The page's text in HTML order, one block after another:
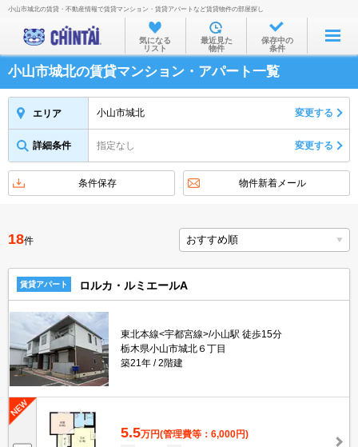
お部屋を探す
沿線・駅から
住所から
物件特集から
不動産会社から
TOP
小山市城北の賃貸・不動産情報で賃貸マンション・賃貸アパートなど賃貸物件の部屋探し
気になる
リスト
最近見た
物件
保存中の
条件
小山市城北の賃貸マンション・アパート一覧
エリア 小山市城北 変更する
詳細条件 指定なし 変更する
条件保存 物件新着メール
18件
賃貸アパート ロルカ・ルミエールA
東北本線<宇都宮線>/小山駅 徒歩15分
栃木県小山市城北６丁目
築21年
2階建
5.5万円(管理費等：6,000円)